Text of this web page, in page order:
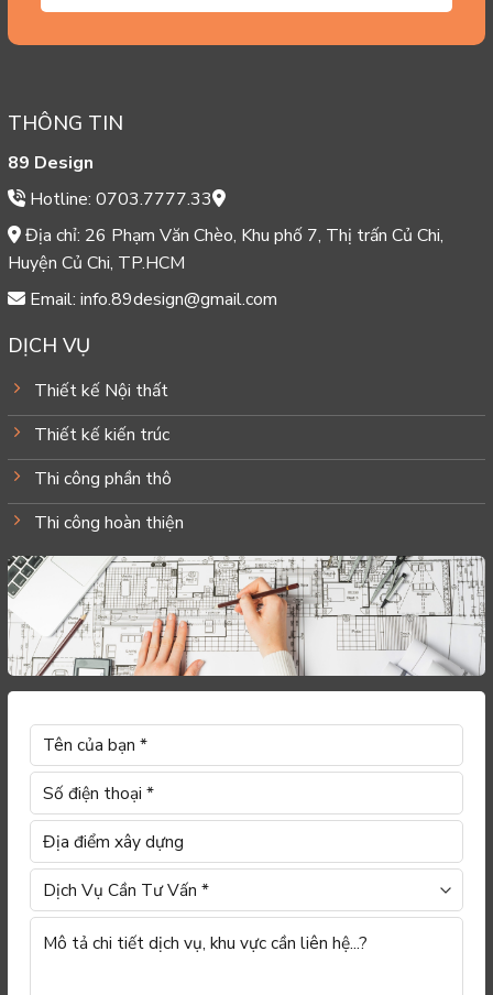
THÔNG TIN
89 Design
Hotline: 0703.7777.33
Địa chỉ: 26 Phạm Văn Chèo, Khu phố 7, Thị trấn Củ Chi,
Huyện Củ Chi, TP.HCM
Email: info.89design@gmail.com
DỊCH VỤ
Thiết kế Nội thất
Thiết kế kiến trúc
Thi công phần thô
Thi công hoàn thiện